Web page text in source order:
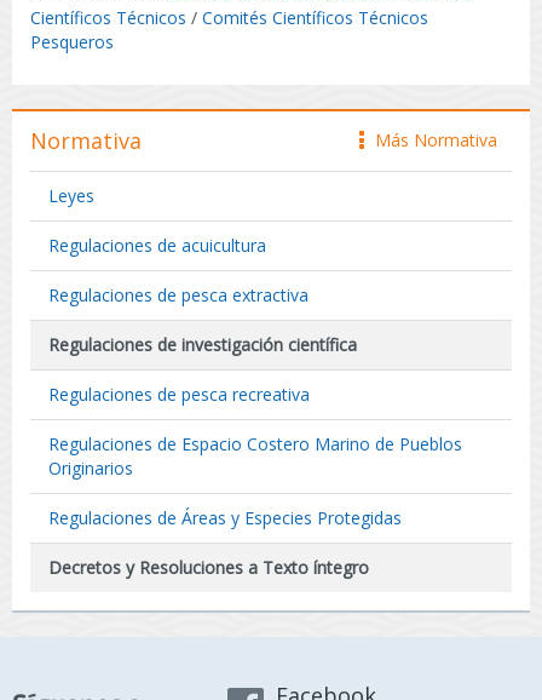
Científicos Técnicos / Comités Científicos Técnicos
Pesqueros
icono
Más Normativa
Normativa
Leyes
Regulaciones de acuicultura
Regulaciones de pesca extractiva
Regulaciones de investigación científica
Regulaciones de pesca recreativa
Regulaciones de Espacio Costero Marino de Pueblos
Originarios
Regulaciones de Áreas y Especies Protegidas
Decretos y Resoluciones a Texto íntegro